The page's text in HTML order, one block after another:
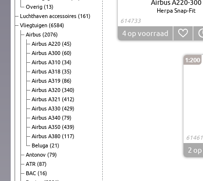
Overig (13)
Luchthaven accessoires (161)
Vliegtuigen (6584)
Airbus (2076)
Airbus A220 (45)
Airbus A300 (60)
Airbus A310 (34)
Airbus A318 (35)
Airbus A319 (86)
Airbus A320 (340)
Airbus A321 (412)
Airbus A330 (429)
Airbus A340 (79)
Airbus A350 (439)
Airbus A380 (117)
Beluga (21)
Antonov (79)
ATR (87)
BAC (16)
Airbus A220-300
Herpa Snap-Fit
614733
4op voorraad
1:200
2